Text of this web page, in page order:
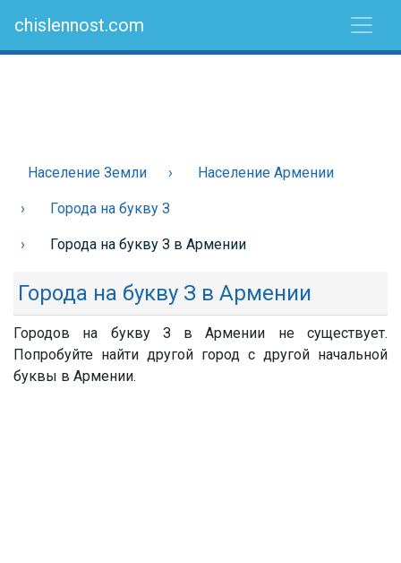
chislennost.com
Население Земли Население Армении
Города на букву З
Города на букву З в Армении
Города на букву З в Армении
Городов на букву З в Армении не существует.
Попробуйте найти другой город с другой начальной
буквы в Армении.